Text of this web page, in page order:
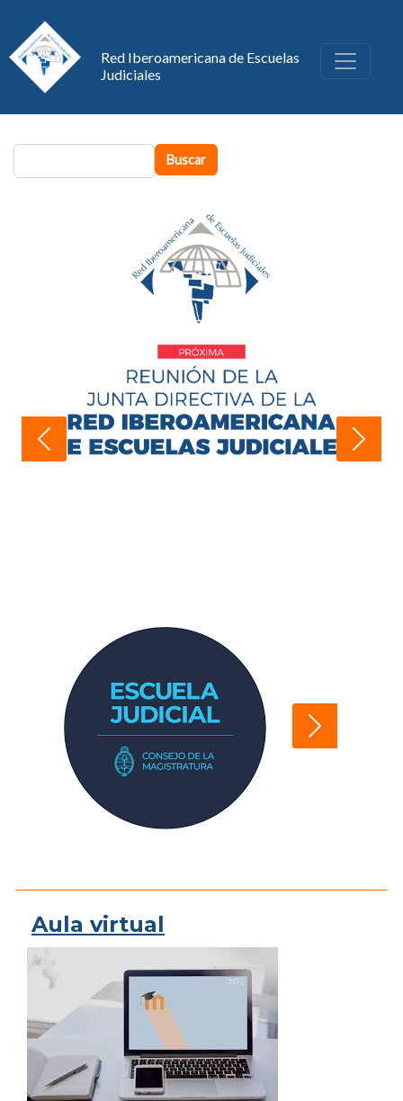
Red Iberoamericana de Escuelas
Judiciales
Buscar
Aula virtual